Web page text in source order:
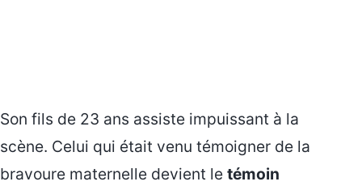
Son fils de 23 ans assiste impuissant à la
scène. Celui qui était venu témoigner de la
bravoure maternelle devient le témoin